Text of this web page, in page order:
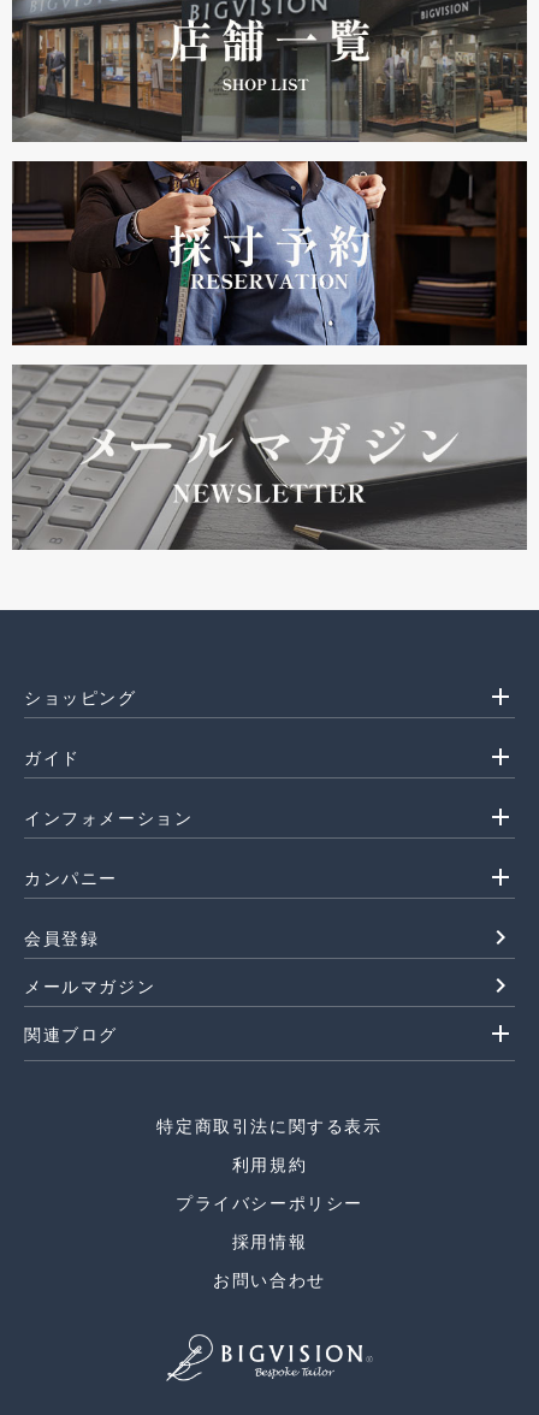
ショッピング add
ガイド add
インフォメーション add
カンパニー add
会員登録 navigate_next
メールマガジン navigate_next
関連ブログ add
特定商取引法に関する表示
利用規約
プライバシーポリシー
採用情報
お問い合わせ